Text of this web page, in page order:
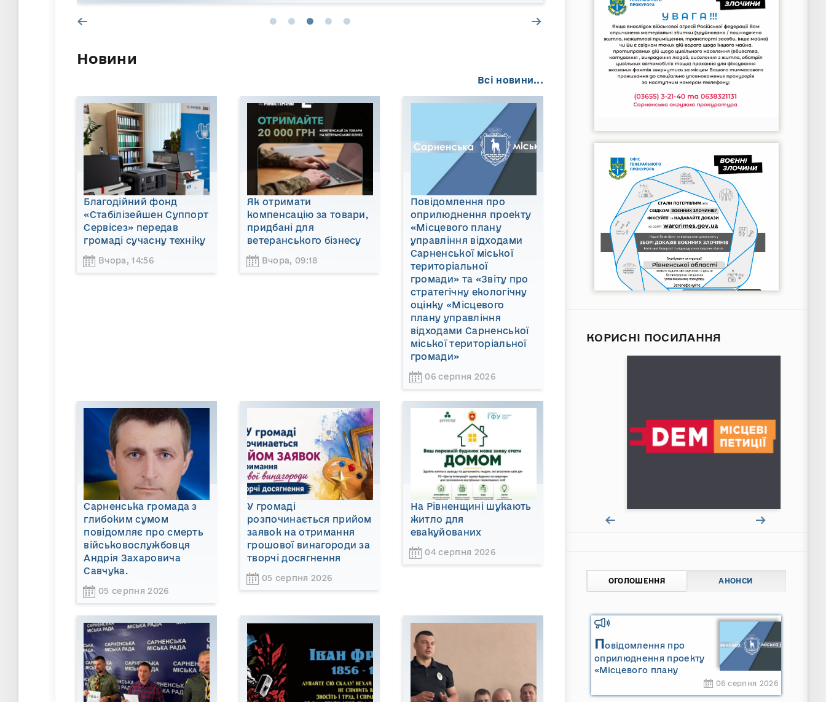
Новини
Всі новини...
Благодійний фонд
«Стабілізейшен Суппорт
Сервісез» передав
громаді сучасну техніку
Вчора, 14:56
Як отримати
компенсацію за товари,
придбані для
ветеранського бізнесу
Вчора, 09:18
Повідомлення про
оприлюднення проекту
«Місцевого плану
управління відходами
Сарненської міської
територіальної
громади» та «Звіту про
стратегічну екологічну
оцінку «Місцевого
плану управління
відходами Сарненської
міської територіальної
громади»
06 серпня 2026
Сарненська громада з
глибоким сумом
повідомляє про смерть
військовослужбовця
Андрія Захаровича
Савчука.
05 серпня 2026
У громаді
розпочинається прийом
заявок на отримання
грошової винагороди за
творчі досягнення
05 серпня 2026
На Рівненщині шукають
житло для
евакуйованих
04 серпня 2026
КОРИСНІ ПОСИЛАННЯ
ОГОЛОШЕННЯ АНОНСИ
Повідомлення про
оприлюднення проекту
«Місцевого плану
Сарненської міської
06 серпня 2026